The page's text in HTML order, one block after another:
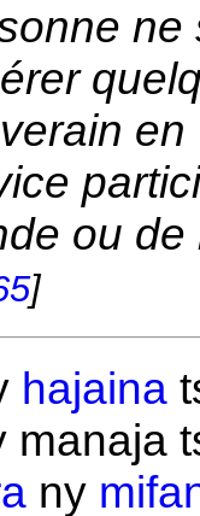
ne
ou
]
hajaina
manaja
ny